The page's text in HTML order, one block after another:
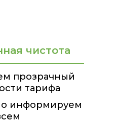
чистота
прозрачный
тарифа
информируем